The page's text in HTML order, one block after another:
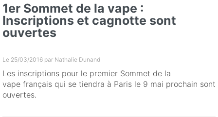
1er Sommet de la vape :
Inscriptions et cagnotte sont
ouvertes
Le 25/03/2016 par Nathalie Dunand
Les inscriptions pour le premier Sommet de la
vape français qui se tiendra à Paris le 9 mai prochain sont
ouvertes.